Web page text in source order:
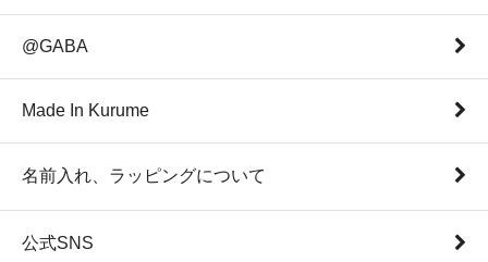
@GABA
Made In Kurume
名前入れ、ラッピングについて
公式SNS